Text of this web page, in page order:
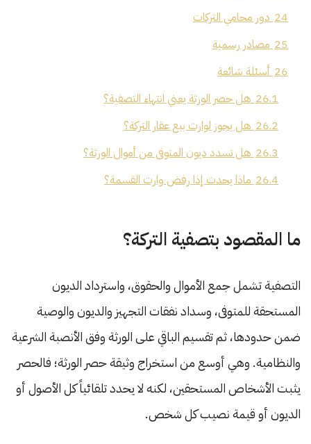
24 دور محامي التركات
25 مصادر رسمية
26 أسئلة شائعة
26.1 هل حصر الورثة يعني انتهاء التصفية؟
26.2 هل يجوز لوارث بيع عقار التركة؟
26.3 هل تسدد ديون المتوفى من أموال الورثة؟
26.4 ماذا يحدث إذا رفض وارث القسمة؟
ما المقصود بتصفية التركة؟
التصفية تشمل جمع الأموال والحقوق، واسترداد الديون
المستحقة للمتوفى، وسداد نفقات التجهيز والديون والوصية
ضمن حدودها، ثم تقسيم الباقي على الورثة وفق الأنصبة الشرعية
والنظامية. وهي أوسع من استخراج وثيقة حصر الورثة؛ فالحصر
يثبت الأشخاص المستحقين، لكنه لا يحدد تلقائياً كل الأصول أو
الديون أو قيمة نصيب كل شخص.